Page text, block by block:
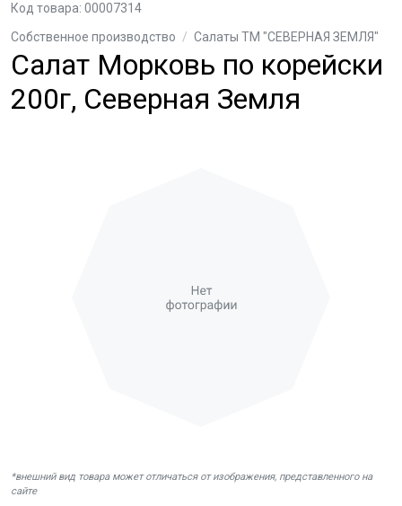
Собственное производство / Салаты ТМ "СЕВЕРНАЯ ЗЕМЛЯ"
Салат Морковь по корейски
200г, Северная Земля
Код товара: 00007314
*внешний вид товара может отличаться от изображения, представленного на
сайте